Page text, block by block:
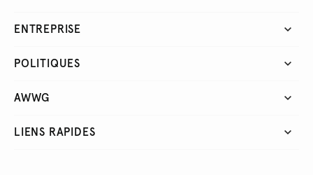
ENTREPRISE
POLITIQUES
AWWG
LIENS RAPIDES